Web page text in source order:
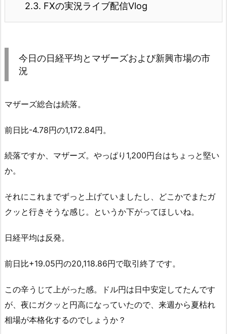
2.3. FXの実況ライブ配信Vlog
今日の日経平均とマザーズおよび新興市場の市
況
マザーズ総合は続落。
前日比-4.78円の1,172.84円。
続落ですか、マザーズ。やっぱり1,200円台はちょっと堅い
か。
それにこれまでずっと上げていましたし、どこかでまたガ
クッと行きそうな感じ。というか下がってほしいね。
日経平均は反発。
前日比+19.05円の20,118.86円で取引終了です。
この辛うじて上がった感。ドル円は日中安定してたんです
が、夜にガクッと円高になっていたので、来週から夏枯れ
相場が本格化するのでしょうか？